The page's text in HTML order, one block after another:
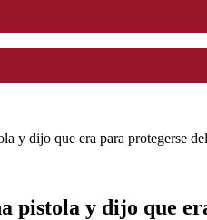
y dijo que era para protegerse
pistola y dijo que